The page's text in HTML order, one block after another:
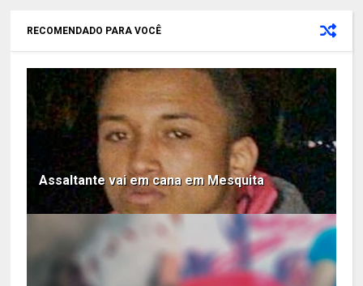
RECOMENDADO PARA VOCÊ
Assaltante vai em cana em Mesquita